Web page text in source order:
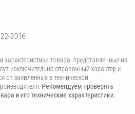
2016
характеристики товара, представленные на
исключительно справочный характер и
от заявленных в технической
Рекомендуем проверять
и его технические характеристики.